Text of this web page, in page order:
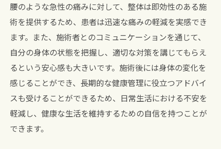
腰のような急性の痛みに対して、整体は即効性のある施
術を提供するため、患者は迅速な痛みの軽減を実感でき
ます。また、施術者とのコミュニケーションを通じて、
自分の身体の状態を把握し、適切な対策を講じてもらえ
るという安心感も大きいです。施術後には身体の変化を
感じることができ、長期的な健康管理に役立つアドバイ
スも受けることができるため、日常生活における不安を
軽減し、健康な生活を維持するための自信を持つことが
できます。